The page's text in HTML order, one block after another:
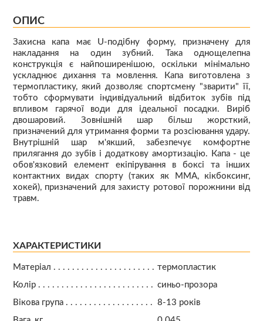
ОПИС
Захисна капа має U-подібну форму, призначену для
накладання на один зубний. Така однощелепна
конструкція є найпоширенішою, оскільки мінімально
ускладнює дихання та мовлення. Капа виготовлена з
термопластику, який дозволяє спортсмену "зварити" її,
тобто сформувати індивідуальний відбиток зубів під
впливом гарячої води для ідеальної посадки. Виріб
двошаровий. Зовнішній шар більш жорсткий,
призначений для утримання форми та розсіювання удару.
Внутрішній шар м'якший, забезпечує комфортне
прилягання до зубів і додаткову амортизацію. Капа - це
обов'язковий елемент екіпірування в боксі та інших
контактних видах спорту (таких як ММА, кікбоксинг,
хокей), призначений для захисту ротової порожнини від
травм.
ХАРАКТЕРИСТИКИ
Матеріал
термопластик
Колір
синьо-прозора
Вікова група
8-13 років